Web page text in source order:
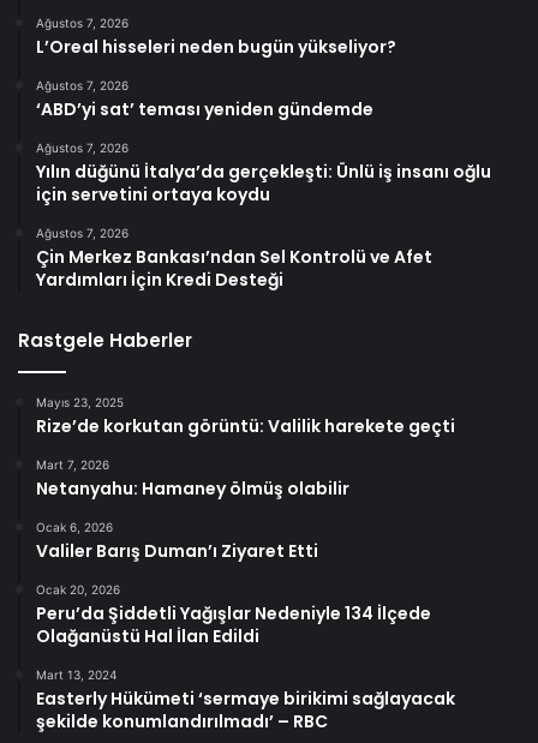
Ağustos 7, 2026
L’Oreal hisseleri neden bugün yükseliyor?
Ağustos 7, 2026
‘ABD’yi sat’ teması yeniden gündemde
Ağustos 7, 2026
Yılın düğünü İtalya’da gerçekleşti: Ünlü iş insanı oğlu
için servetini ortaya koydu
Ağustos 7, 2026
Çin Merkez Bankası’ndan Sel Kontrolü ve Afet
Yardımları İçin Kredi Desteği
Rastgele Haberler
Mayıs 23, 2025
Rize’de korkutan görüntü: Valilik harekete geçti
Mart 7, 2026
Netanyahu: Hamaney ölmüş olabilir
Ocak 6, 2026
Valiler Barış Duman’ı Ziyaret Etti
Ocak 20, 2026
Peru’da Şiddetli Yağışlar Nedeniyle 134 İlçede
Olağanüstü Hal İlan Edildi
Mart 13, 2024
Easterly Hükümeti ‘sermaye birikimi sağlayacak
şekilde konumlandırılmadı’ – RBC